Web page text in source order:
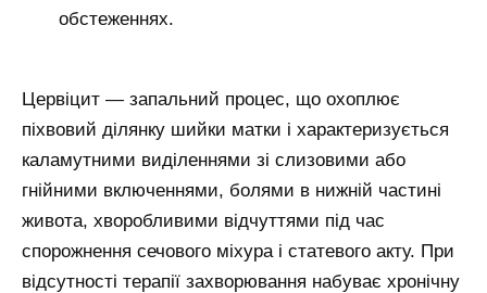
обстеженнях.
Цервіцит — запальний процес, що охоплює
піхвовий ділянку шийки матки і характеризується
каламутними виділеннями зі слизовими або
гнійними включеннями, болями в нижній частині
живота, хворобливими відчуттями під час
спорожнення сечового міхура і статевого акту. При
відсутності терапії захворювання набуває хронічну